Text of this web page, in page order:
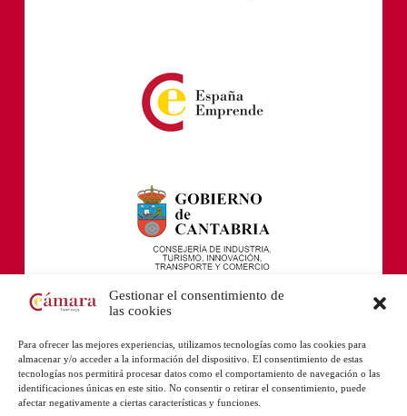
Gestionar el consentimiento de
las cookies
Para ofrecer las mejores experiencias, utilizamos tecnologías como las cookies para
almacenar y/o acceder a la información del dispositivo. El consentimiento de estas
tecnologías nos permitirá procesar datos como el comportamiento de navegación o las
identificaciones únicas en este sitio. No consentir o retirar el consentimiento, puede
afectar negativamente a ciertas características y funciones.